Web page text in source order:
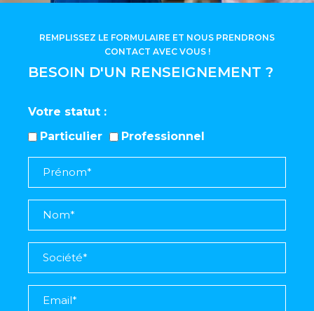
BESOIN D'UN RENSEIGNEMENT ?
REMPLISSEZ LE FORMULAIRE ET NOUS PRENDRONS
CONTACT AVEC VOUS !
Votre statut
Particulier
Professionnel